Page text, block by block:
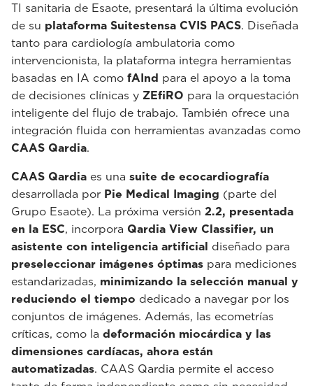
TI sanitaria de Esaote, presentará la última evolución
de su plataforma Suitestensa CVIS PACS. Diseñada
tanto para cardiología ambulatoria como
intervencionista, la plataforma integra herramientas
basadas en IA como fAInd para el apoyo a la toma
de decisiones clínicas y ZEfiRO para la orquestación
inteligente del flujo de trabajo. También ofrece una
integración fluida con herramientas avanzadas como
CAAS Qardia.
CAAS Qardia es una suite de ecocardiografía
desarrollada por Pie Medical Imaging (parte del
Grupo Esaote). La próxima versión 2.2, presentada
en la ESC, incorpora Qardia View Classifier, un
asistente con inteligencia artificial diseñado para
preseleccionar imágenes óptimas para mediciones
estandarizadas, minimizando la selección manual y
reduciendo el tiempo dedicado a navegar por los
conjuntos de imágenes. Además, las ecometrías
críticas, como la deformación miocárdica y las
dimensiones cardíacas, ahora están
automatizadas. CAAS Qardia permite el acceso